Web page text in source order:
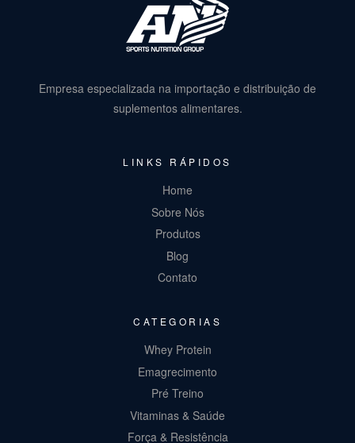
Empresa especializada na importação e distribuição de
suplementos alimentares.
LINKS RÁPIDOS
Home
Sobre Nós
Produtos
Blog
Contato
CATEGORIAS
Whey Protein
Emagrecimento
Pré Treino
Vitaminas & Saúde
Força & Resistência